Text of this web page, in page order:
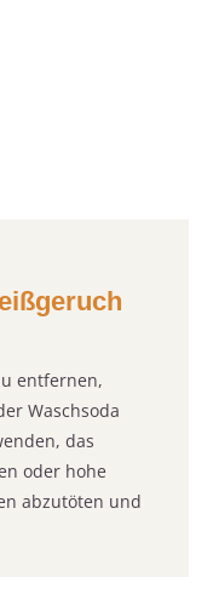
entfernen,
Waschsoda
das
oder hohe
abzutöten und